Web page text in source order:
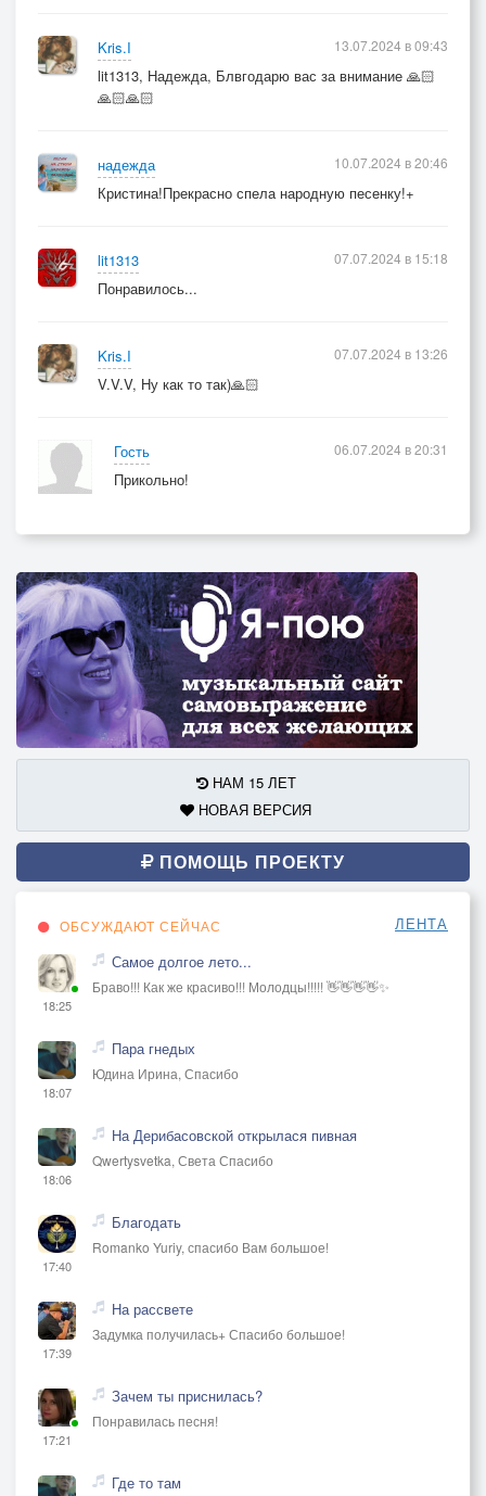
Kris.I
lit1313, Надежда, Блвгодарю вас за внимание 🙏🏻
🙏🏻🙏🏻
13.07.2024 в 09:43
надежда
Кристина!Прекрасно спела народную песенку!+
10.07.2024 в 20:46
lit1313
Понравилось...
07.07.2024 в 15:18
Kris.I
V.V.V, Ну как то так)🙏🏻
07.07.2024 в 13:26
Гость
Прикольно!
06.07.2024 в 20:31
НАМ 15 ЛЕТ
НОВАЯ ВЕРСИЯ
ПОМОЩЬ ПРОЕКТУ
ОБСУЖДАЮТ СЕЙЧАС ЛЕНТА
18:25
Самое долгое лето...
Браво!!! Как же красиво!!! Молодцы!!!!! 👋👋👋👋✨
18:07
Пара гнедых
Юдина Ирина, Спасибо
18:06
На Дерибасовской открылася пивная
Qwertysvetka, Света Спасибо
17:40
Благодать
Romanko Yuriy, спасибо Вам большое!
17:39
На рассвете
Задумка получилась+ Спасибо большое!
17:21
Зачем ты приснилась?
Понравилась песня!
Где то там